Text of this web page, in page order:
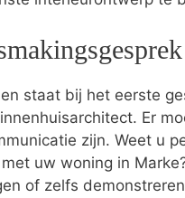
staat bij het eerste
Er
zijn. Weet u
uw woning in
of zelfs